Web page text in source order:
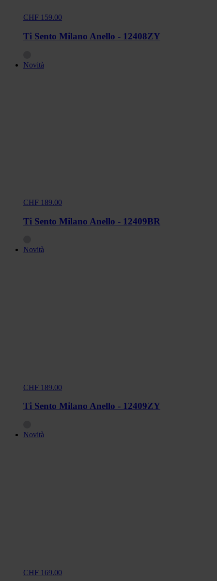
CHF 159.00
Ti Sento Milano Anello - 12408ZY
Novità
CHF 189.00
Ti Sento Milano Anello - 12409BR
Novità
CHF 189.00
Ti Sento Milano Anello - 12409ZY
Novità
CHF 169.00